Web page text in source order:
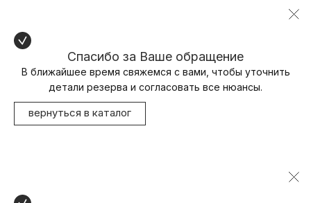
Спасибо за Ваше обращение
В ближайшее время свяжемся с вами, чтобы уточнить
детали резерва и согласовать все нюансы.
вернуться в каталог